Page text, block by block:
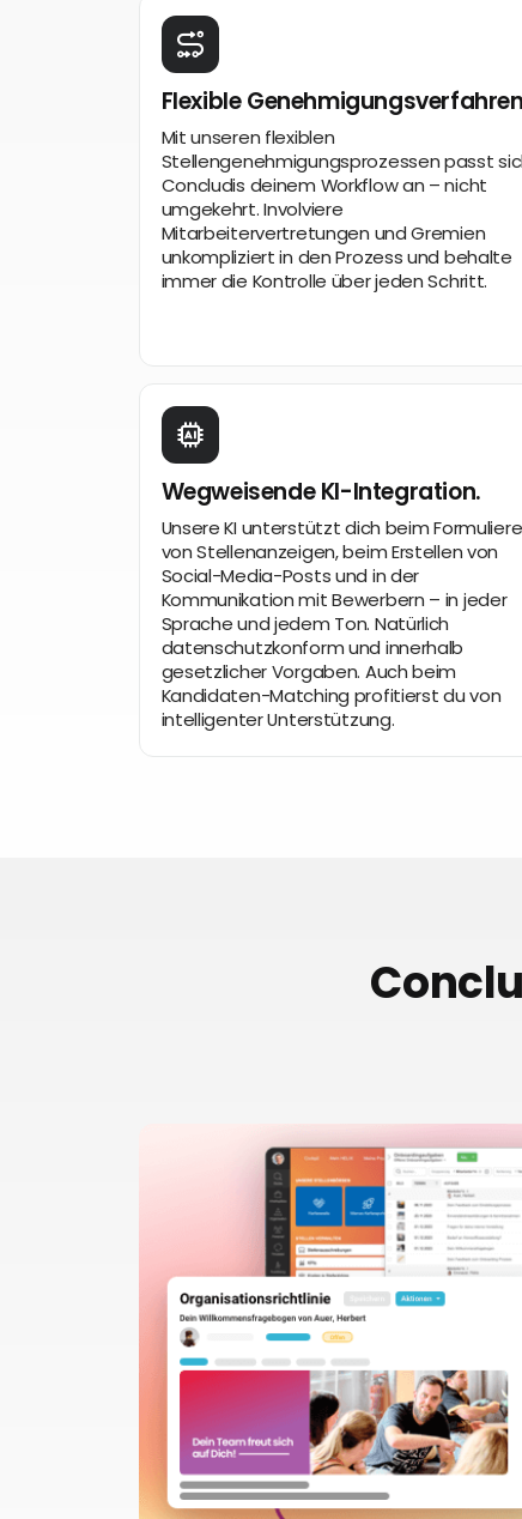
Flexible
Mit unseren flexiblen
Stellengenehmigungsprozessen passt
Concludis deinem Workflow an – nicht
umgekehrt. Involviere
Mitarbeitervertretungen und Gremien
unkompliziert in den Prozess und behalte
immer die Kontrolle über jeden Schritt.
Wegweisende KI-Integration.
Unsere KI unterstützt dich beim
von Stellenanzeigen, beim Erstellen von
Social-Media-Posts und in der
Kommunikation mit Bewerbern – in jeder
Sprache und jedem Ton. Natürlich
datenschutzkonform und innerhalb
gesetzlicher Vorgaben. Auch beim
Kandidaten-Matching profitierst du von
intelligenter Unterstützung.